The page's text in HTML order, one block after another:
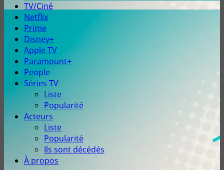
TV/Ciné
Netflix
Prime
Disney+
Apple TV
Paramount+
People
Séries TV
Liste
Popularité
Acteurs
Liste
Popularité
Ils sont décédés
À propos